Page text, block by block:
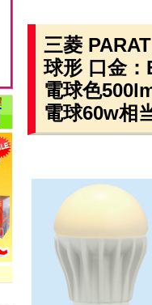
三菱
球形 口金：
電球色
電球60w相